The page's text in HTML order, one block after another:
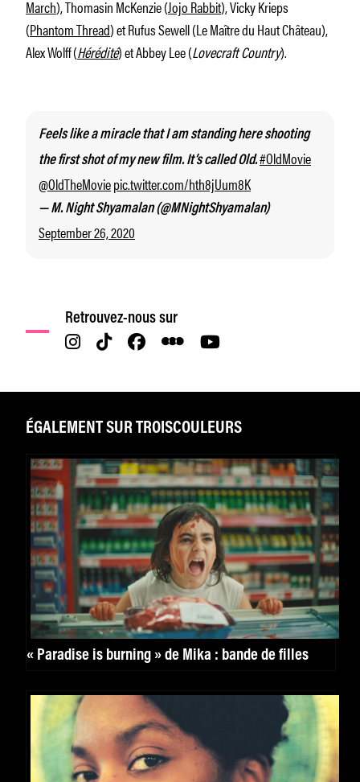
March), Thomasin McKenzie (Jojo Rabbit), Vicky Krieps
(Phantom Thread) et Rufus Sewell (Le Maître du Haut Château),
Alex Wolff (Hérédité) et Abbey Lee (Lovecraft Country).
Feels like a miracle that I am standing here shooting
the first shot of my new film. It’s called Old.#OldMovie
@OldTheMoviepic.twitter.com/hth8jUum8K
— M. Night Shyamalan (@MNightShyamalan)
September 26, 2020
Retrouvez-nous sur
ÉGALEMENT SUR TROISCOULEURS
« Paradise is burning » de Mika : bande de filles